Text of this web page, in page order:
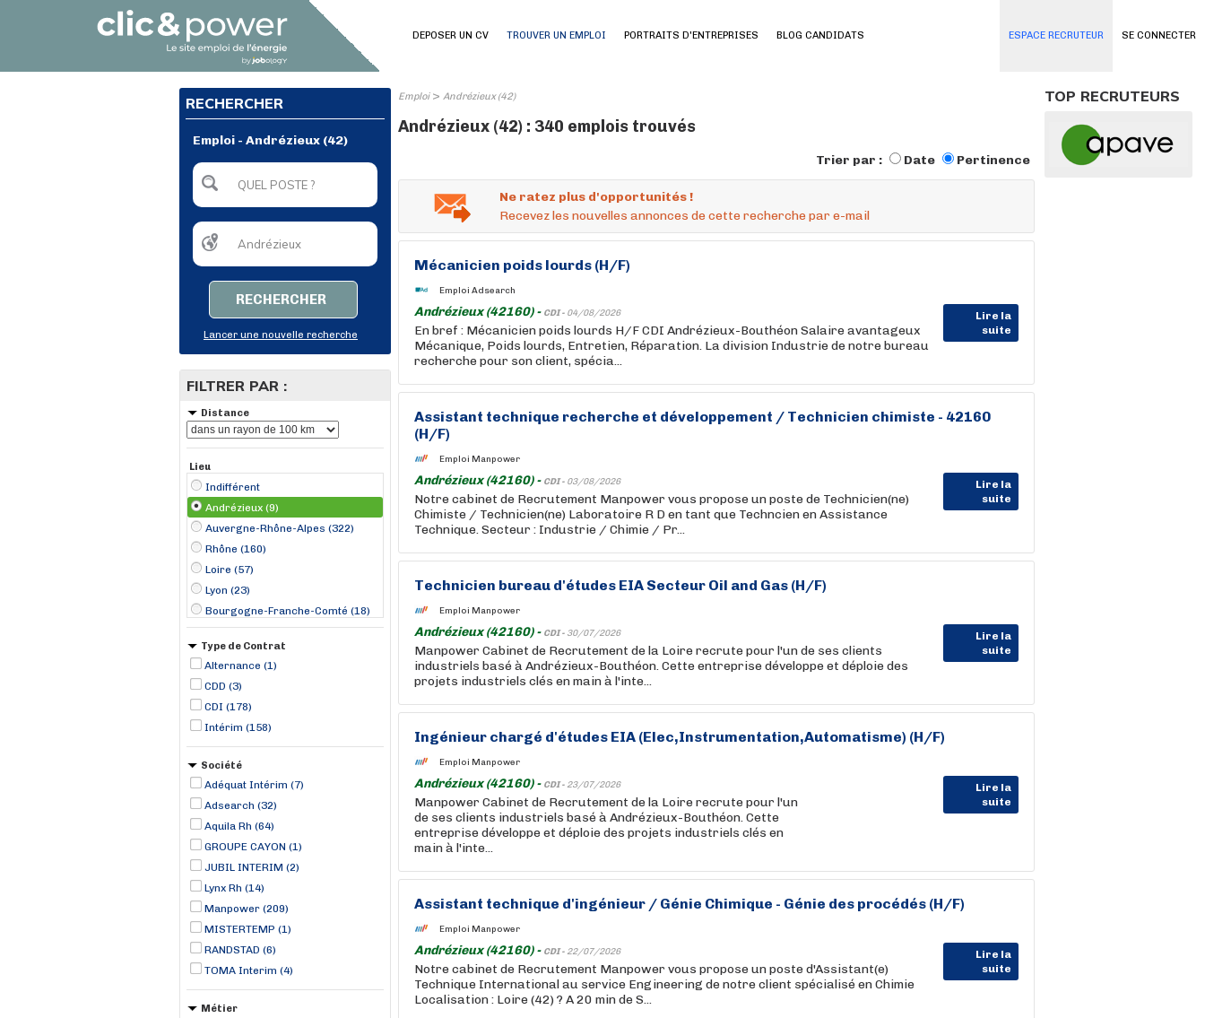
SE CONNECTER
DEPOSER UN CV TROUVER UN EMPLOI PORTRAITS D'ENTREPRISES BLOG CANDIDATS ESPACE RECRUTEUR
RECHERCHER
Emploi - Andrézieux (42)
RECHERCHER
Lancer une nouvelle recherche
FILTRER PAR :
Distance
Lieu
Indifférent
Andrézieux (9)
Auvergne-Rhône-Alpes (322)
Rhône (160)
Loire (57)
Lyon (23)
Bourgogne-Franche-Comté (18)
Saint-Étienne (16)
Saint-Priest (14)
Chauffailles (10)
Vénissieux (9)
Genas (8)
Annonay (7)
Type de Contrat
Alternance (1)
CDD (3)
CDI (178)
Intérim (158)
Société
Adéquat Intérim (7)
Adsearch (32)
Aquila Rh (64)
GROUPE CAYON (1)
JUBIL INTERIM (2)
Lynx Rh (14)
Manpower (209)
MISTERTEMP (1)
RANDSTAD (6)
TOMA Interim (4)
Métier
Emploi> Andrézieux (42)
Andrézieux (42) : 340 emplois trouvés
Trier par : Date Pertinence
Ne ratez plus d'opportunités !
Recevez les nouvelles annonces de cette recherche par e-mail
Mécanicien poids lourds (H/F)
Emploi Adsearch
Andrézieux (42160) - CDI - 04/08/2026
Lire la
suite
En bref : Mécanicien poids lourds H/F CDI Andrézieux-Bouthéon Salaire avantageux
Mécanique, Poids lourds, Entretien, Réparation. La division Industrie de notre bureau
recherche pour son client, spécia...
Assistant technique recherche et développement / Technicien chimiste - 42160
(H/F)
Emploi Manpower
Andrézieux (42160) - CDI - 03/08/2026
Lire la
suite
Notre cabinet de Recrutement Manpower vous propose un poste de Technicien(ne)
Chimiste / Technicien(ne) Laboratoire R D en tant que Techncien en Assistance
Technique. Secteur : Industrie / Chimie / Pr...
Technicien bureau d'études EIA Secteur Oil and Gas (H/F)
Emploi Manpower
Andrézieux (42160) - CDI - 30/07/2026
Lire la
suite
Manpower Cabinet de Recrutement de la Loire recrute pour l'un de ses clients
industriels basé à Andrézieux-Bouthéon. Cette entreprise développe et déploie des
projets industriels clés en main à l'inte...
Ingénieur chargé d'études EIA (Elec,Instrumentation,Automatisme) (H/F)
Emploi Manpower
Andrézieux (42160) - CDI - 23/07/2026
Lire la
suite
Manpower Cabinet de Recrutement de la Loire recrute pour l'un
de ses clients industriels basé à Andrézieux-Bouthéon. Cette
entreprise développe et déploie des projets industriels clés en
main à l'inte...
Assistant technique d'ingénieur / Génie Chimique - Génie des procédés (H/F)
Emploi Manpower
Andrézieux (42160) - CDI - 22/07/2026
Lire la
suite
Notre cabinet de Recrutement Manpower vous propose un poste d'Assistant(e)
Technique International au service Engineering de notre client spécialisé en Chimie
Localisation : Loire (42) ? A 20 min de S...
TOP RECRUTEURS